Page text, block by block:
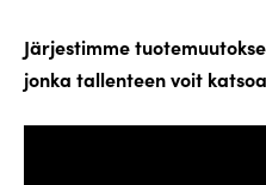
Järjestimme
jonka tallenteen voit